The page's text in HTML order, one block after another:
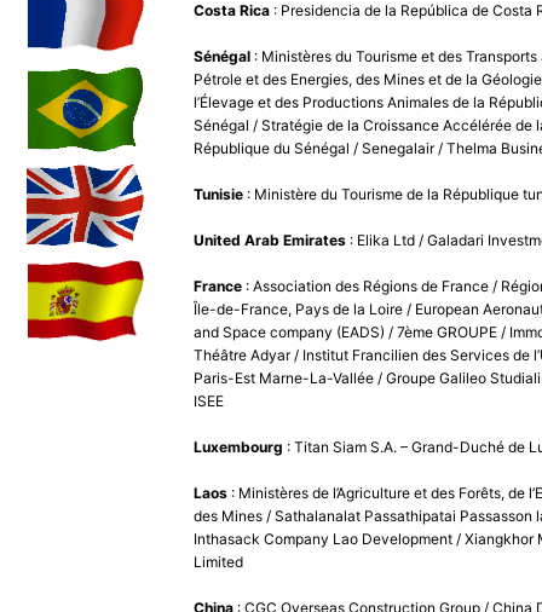
Costa Rica : Presidencia de la República de Costa
Sénégal : Ministères du Tourisme et des Transports
Pétrole et des Energies, des Mines et de la
l’Élevage et des Productions Animales de la
Sénégal / Stratégie de la Croissance Accélérée de
République du Sénégal / Senegalair / Thelma
Tunisie : Ministère du Tourisme de la République
United Arab Emirates : Elika Ltd / Galadari
France : Association des Régions de France /
Île-de-France, Pays de la Loire / European
and Space company (EADS) / 7ème GROUPE /
Théâtre Adyar / Institut Francilien des Services de
Paris-Est Marne-La-Vallée / Groupe Galileo
ISEE
Luxembourg : Titan Siam S.A. – Grand-Duché de
Laos : Ministères de l’Agriculture et des Forêts, de
des Mines / Sathalanalat Passathipatai Passasson
Inthasack Company Lao Development / Xiangkhor
Limited
China : CGC Overseas Construction Group / China